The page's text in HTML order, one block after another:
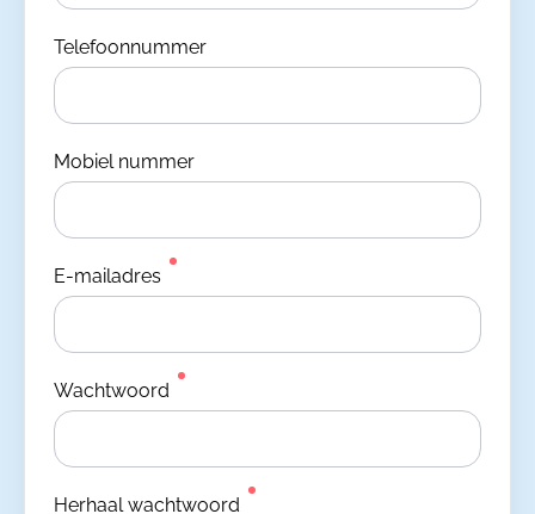
Telefoonnummer
Mobiel nummer
E-mailadres
Wachtwoord
Herhaal wachtwoord